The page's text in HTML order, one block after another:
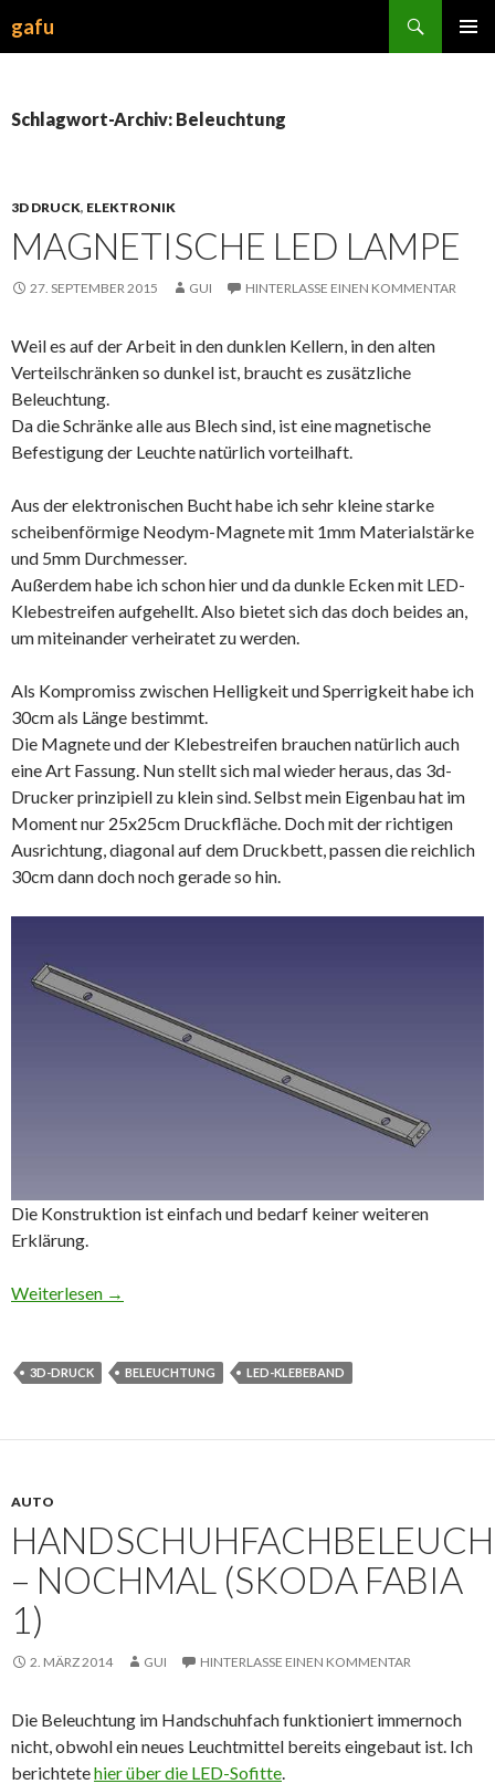
gafu
Schlagwort-Archiv: Beleuchtung
3D DRUCK, ELEKTRONIK
MAGNETISCHE LED LAMPE
27. SEPTEMBER 2015 GUI HINTERLASSE EINEN KOMMENTAR
Weil es auf der Arbeit in den dunklen Kellern, in den alten
Verteilschränken so dunkel ist, braucht es zusätzliche
Beleuchtung.
Da die Schränke alle aus Blech sind, ist eine magnetische
Befestigung der Leuchte natürlich vorteilhaft.
Aus der elektronischen Bucht habe ich sehr kleine starke
scheibenförmige Neodym-Magnete mit 1mm Materialstärke
und 5mm Durchmesser.
Außerdem habe ich schon hier und da dunkle Ecken mit LED-
Klebestreifen aufgehellt. Also bietet sich das doch beides an,
um miteinander verheiratet zu werden.
Als Kompromiss zwischen Helligkeit und Sperrigkeit habe ich
30cm als Länge bestimmt.
Die Magnete und der Klebestreifen brauchen natürlich auch
eine Art Fassung. Nun stellt sich mal wieder heraus, das 3d-
Drucker prinzipiell zu klein sind. Selbst mein Eigenbau hat im
Moment nur 25x25cm Druckfläche. Doch mit der richtigen
Ausrichtung, diagonal auf dem Druckbett, passen die reichlich
30cm dann doch noch gerade so hin.
Die Konstruktion ist einfach und bedarf keiner weiteren
Erklärung.
Weiterlesen →
3D-DRUCK BELEUCHTUNG LED-KLEBEBAND
AUTO
– NOCHMAL (SKODA FABIA
1)
2. MÄRZ 2014 GUI HINTERLASSE EINEN KOMMENTAR
Die Beleuchtung im Handschuhfach funktioniert immernoch
nicht, obwohl ein neues Leuchtmittel bereits eingebaut ist. Ich
berichtetehier über die LED-Sofitte